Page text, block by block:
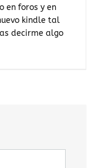
en foros y en
kindle tal
decirme algo